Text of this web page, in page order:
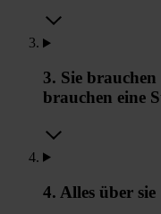
3. Sie
brauchen eine
4. Alles über sie